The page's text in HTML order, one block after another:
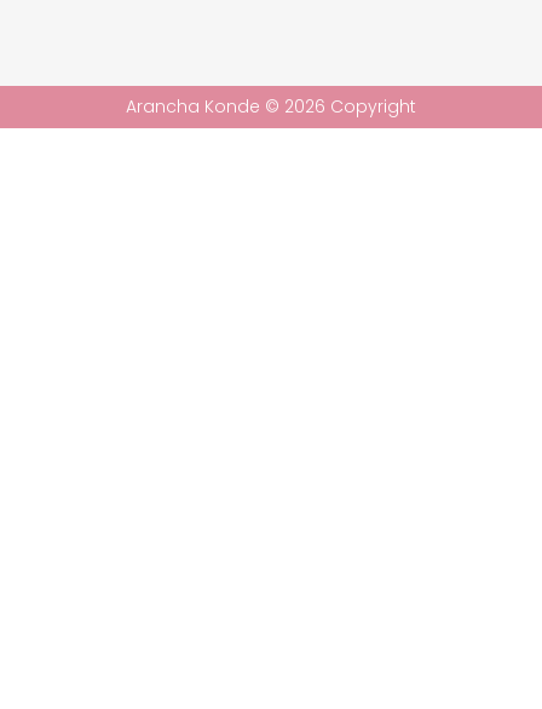
Arancha Konde © 2026 Copyright